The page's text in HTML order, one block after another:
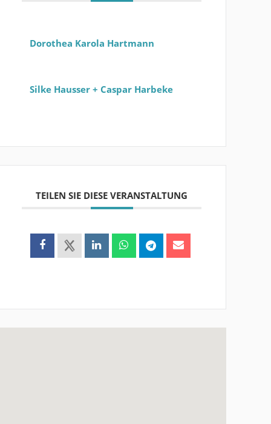
Dorothea Karola Hartmann
Silke Hausser + Caspar Harbeke
TEILEN SIE DIESE VERANSTALTUNG